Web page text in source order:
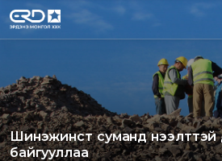
Шинэжинст суманд нээлттэй
байгууллаа